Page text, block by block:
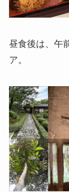
昼食後は、午
ア。